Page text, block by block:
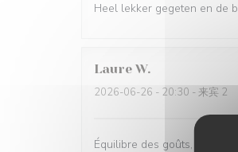
Heel lekker gegeten en de
Laure W
2026-06-26 - 20:30 - 来宾 2
Équilibre des goûts,